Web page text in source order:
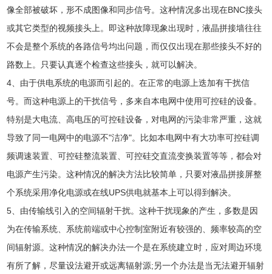
像全部被破坏，形不成图像和同步信号。这种情况多出现在BNC接头
或其它类型的视频接头上。即这种故障现象出现时，液晶拼接墙往往
不会是整个系统的各路信号均出问题，而仅仅出现在那些接头不好的
路数上。只要认真逐个检查这些接头，就可以解决。
4、由于供电系统的电源而引起的。在正常的电源上迭加有干扰信
号。而这种电源上的干扰信号，多来自本电网中使用可控硅的设备。
特别是大电流、高电压的可控硅设备，对电网的污染非常严重，这就
导致了同一电网中的电源不"洁净"。比如本电网中有大功率可控硅调
频调速装置、可控硅整流装置、可控硅交直流变换装置等等，都会对
电源产生污染。这种情况的解决方法比较简单，只要对液晶拼接屏整
个系统采用净化电源或在线UPS供电就基本上可以得到解决。
5、由传输线引入的空间辐射干扰。这种干扰现象的产生，多数是因
为在传输系统、系统前端或中心控制室附近有较强的、频率较高的空
间辐射源。这种情况的解决办法一个是在系统建立时，应对周边环境
有所了解，尽量设法避开或远离辐射源;另一个办法是当无法避开辐射